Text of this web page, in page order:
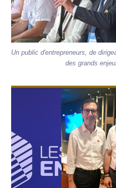
Un public d'entrepreneurs, de
des grands